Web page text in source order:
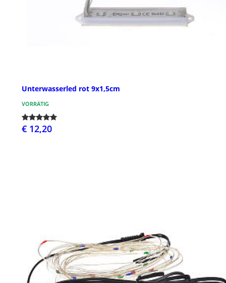
Unterwasserled rot 9x1,5cm
VORRÄTIG
€ 12,20